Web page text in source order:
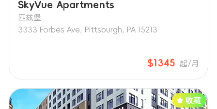
SkyVue Apartments
匹兹堡
3333 Forbes Ave, Pittsburgh, PA 15213
$1345 起/月